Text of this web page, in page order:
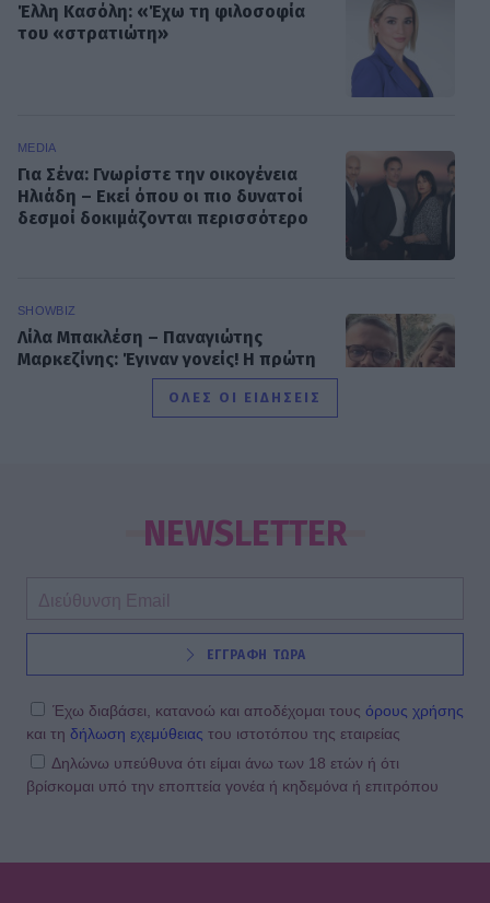
Έλλη Κασόλη: «Έχω τη φιλοσοφία
του «στρατιώτη»
MEDIA
Για Σένα: Γνωρίστε την οικογένεια
Ηλιάδη – Εκεί όπου οι πιο δυνατοί
δεσμοί δοκιμάζονται περισσότερο
SHOWBIZ
Λίλα Μπακλέση – Παναγιώτης
Μαρκεζίνης: Έγιναν γονείς! Η πρώτη
φωτό και το τρυφερό μήνυμα
διαδρομή που επέλεξα για να βρω
τρόπους επικοινωνίας και
SHOWBIZ
Συγκινεί η Ανθή Βούλγαρη: «Χωρίς
το δυσκολότερο της ζωής μου»
SHOWBIZ
ΟΛΕΣ ΟΙ ΕΙΔΗΣΕΙΣ
NEWSLETTER
ΕΓΓΡΑΦΗ ΤΩΡΑ
Έχω διαβάσει, κατανοώ και αποδέχομαι τους όρους χρήσης
και τη δήλωση εχεμύθειας του ιστοτόπου της εταιρείας
Δηλώνω υπεύθυνα ότι είμαι άνω των 18 ετών ή ότι
βρίσκομαι υπό την εποπτεία γονέα ή κηδεμόνα ή επιτρόπου